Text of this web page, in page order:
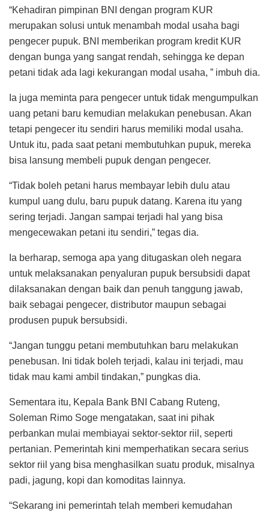
“Kehadiran pimpinan BNI dengan program KUR
merupakan solusi untuk menambah modal usaha bagi
pengecer pupuk. BNI memberikan program kredit KUR
dengan bunga yang sangat rendah, sehingga ke depan
petani tidak ada lagi kekurangan modal usaha, ” imbuh dia.
Ia juga meminta para pengecer untuk tidak mengumpulkan
uang petani baru kemudian melakukan penebusan. Akan
tetapi pengecer itu sendiri harus memiliki modal usaha.
Untuk itu, pada saat petani membutuhkan pupuk, mereka
bisa lansung membeli pupuk dengan pengecer.
“Tidak boleh petani harus membayar lebih dulu atau
kumpul uang dulu, baru pupuk datang. Karena itu yang
sering terjadi. Jangan sampai terjadi hal yang bisa
mengecewakan petani itu sendiri,” tegas dia.
Ia berharap, semoga apa yang ditugaskan oleh negara
untuk melaksanakan penyaluran pupuk bersubsidi dapat
dilaksanakan dengan baik dan penuh tanggung jawab,
baik sebagai pengecer, distributor maupun sebagai
produsen pupuk bersubsidi.
“Jangan tunggu petani membutuhkan baru melakukan
penebusan. Ini tidak boleh terjadi, kalau ini terjadi, mau
tidak mau kami ambil tindakan,” pungkas dia.
Sementara itu, Kepala Bank BNI Cabang Ruteng,
Soleman Rimo Soge mengatakan, saat ini pihak
perbankan mulai membiayai sektor-sektor riil, seperti
pertanian. Pemerintah kini memperhatikan secara serius
sektor riil yang bisa menghasilkan suatu produk, misalnya
padi, jagung, kopi dan komoditas lainnya.
“Sekarang ini pemerintah telah memberi kemudahan